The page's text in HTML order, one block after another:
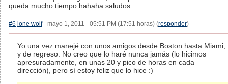
queda mucho tiempo hahaha saludos
#6 lone wolf- mayo 1, 2011 - 05:51 PM (17:51 horas) (responder)
Yo una vez manejé con unos amigos desde Boston hasta Miami,
y de regreso. No creo que lo haré nunca jamás (lo hicimos
apresuradamente, en unas 20 y pico de horas en cada
dirección), pero sí estoy feliz que lo hice :)